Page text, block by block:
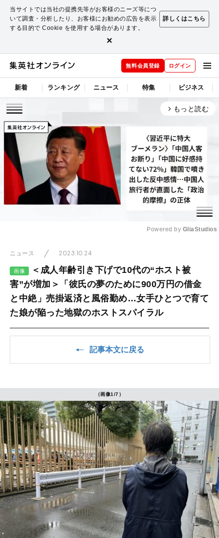
当サイトでは当社の提携先等がお客様のニーズ等につ
いて調査・分析したり、お客様にお勧めの広告を表示
する目的で Cookie を使用する場合があります。
詳しくはこちら
×
無料会員登録 ログイン
新着 ランキング ニュース 特集 ビジネス
arrow_forward_ios もっと読む
Powered by GliaStudios
ニュース 2023.10.24
画像
＜成人年齢引き下げで10代の“ホスト被
害”が増加＞「彼氏の夢のために900万円の借金
と中絶」売掛返済と風俗勤め…女手ひとつで育て
た娘が陥った地獄のホストスパイラル
記事本文に戻る
（画像1/7）